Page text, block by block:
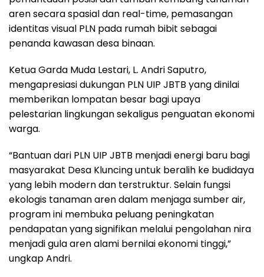
aren secara spasial dan real-time, pemasangan
identitas visual PLN pada rumah bibit sebagai
penanda kawasan desa binaan.
Ketua Garda Muda Lestari, L. Andri Saputro,
mengapresiasi dukungan PLN UIP JBTB yang dinilai
memberikan lompatan besar bagi upaya
pelestarian lingkungan sekaligus penguatan ekonomi
warga.
“Bantuan dari PLN UIP JBTB menjadi energi baru bagi
masyarakat Desa Kluncing untuk beralih ke budidaya
yang lebih modern dan terstruktur. Selain fungsi
ekologis tanaman aren dalam menjaga sumber air,
program ini membuka peluang peningkatan
pendapatan yang signifikan melalui pengolahan nira
menjadi gula aren alami bernilai ekonomi tinggi,”
ungkap Andri.